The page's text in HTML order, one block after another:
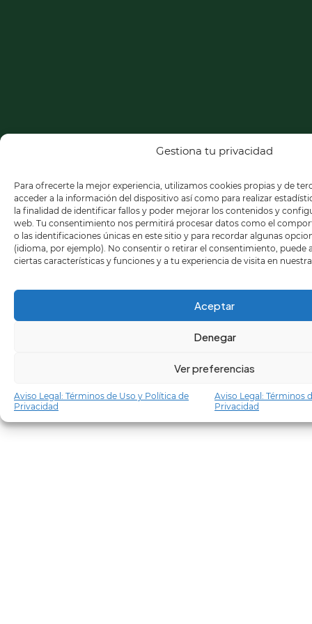
Gestiona tu privacidad
Para ofrecerte la mejor experiencia, utilizamos cookies propias y de
acceder a la información del dispositivo así como para realizar
la finalidad de identificar fallos y poder mejorar los contenidos y
web. Tu consentimiento nos permitirá procesar datos como el
o las identificaciones únicas en este sitio y para recordar algunas
(idioma, por ejemplo). No consentir o retirar el consentimiento, puede
ciertas características y funciones y a tu experiencia de visita en
Aceptar
Denegar
Ver preferencias
Aviso Legal: Términos de Uso y Política de
Privacidad
Aviso Legal: Términos
Privacidad